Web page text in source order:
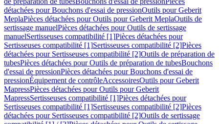
détachées pour Bouchons d'essai de pressionOutils pour Geberit
MeplaPièces détachées pour Outils pour Geberit MeplaOutils de
sertissage manuelPièces détachées pour Outils de sertissage
manuelSertisseuses compatibilité [1]Pièces détachées pour
Sertisseuses compatibilité [1]Sertisseuses compatibilité [2]Pièces
détachées pour Sertisseuses compatibilité [2]Outils de préparation de
tubesPièces détachées pour Outils de préparation de tubesBouchons
d'essai de pressionPièces détachées pour Bouchons d'essai de
pressionÉquipement de contrôleAccessoiresOutils pour Geberit
MapressPièces détachées pour Outils pour Geberit
MapressSertisseuses compatibilité [1]Pièces détachées pour
Sertisseuses compatibilité [1]Sertisseuses compatibilité [2]Pièces
détachées pour Sertisseuses compatibilité [2]Outils de sertissage